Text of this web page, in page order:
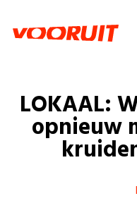
LOKAAL:
opnieuw